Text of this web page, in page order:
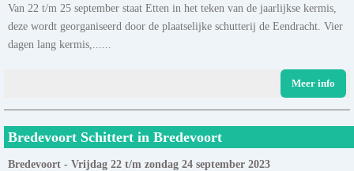
Van 22 t/m 25 september staat Etten in het teken van de jaarlijkse kermis,
deze wordt georganiseerd door de plaatselijke schutterij de Eendracht. Vier
dagen lang kermis,......
Meer info
Bredevoort Schittert in Bredevoort
Bredevoort - Vrijdag 22 t/m zondag 24 september 2023